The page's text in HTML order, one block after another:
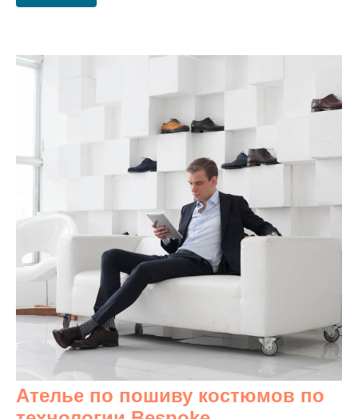
Ателье по пошиву костюмов по